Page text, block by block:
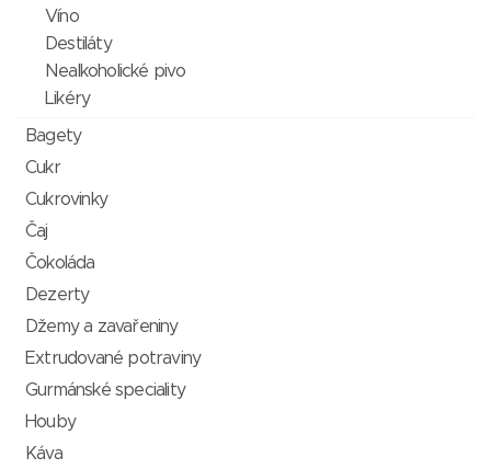
Víno
Destiláty
Nealkoholické pivo
Likéry
Bagety
Cukr
Cukrovinky
Čaj
Čokoláda
Dezerty
Džemy a zavařeniny
Extrudované potraviny
Gurmánské speciality
Houby
Káva